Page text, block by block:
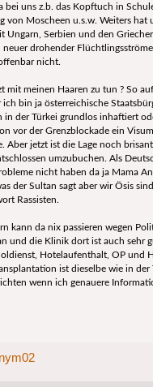
bei uns z.b. das Kopftuch in
von Moscheen u.s.w. Weiters hat
Ungarn, Serbien und den
neuer drohender
nicht.
mit meinen Haaren zu tun ? So
ich bin ja österreichische
in der Türkei grundlos inhaftiert
vor der Grenzblockade ein
Aber jetzt ist die Lage noch
umzubuchen. Als
nicht haben da ja Mama
der Sultan sagt aber wir Ösis
Rassisten.
kann da nix passieren wegen
und die Klinik dort ist auch sehr
Hotelaufenthalt, OP und
ist dieselbe wie in der
wenn ich genauere